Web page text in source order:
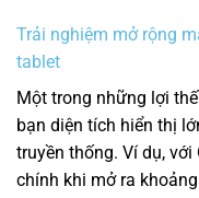
Trải nghiệm mở rộng
tablet
Một trong những lợi
bạn diện tích hiển thị
truyền thống. Ví dụ, với
chính khi mở ra